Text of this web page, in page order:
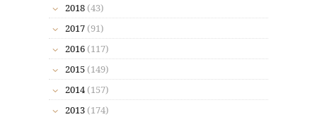
2018 (43)
2017 (91)
2016 (117)
2015 (149)
2014 (157)
2013 (174)